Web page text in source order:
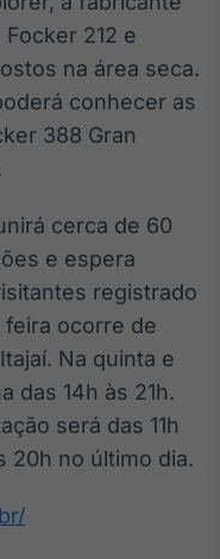
212 e
na área seca.
conhecer as
388 Gran
cerca de 60
e espera
registrado
feira ocorre de
Na quinta e
das 14h às 21h.
será das 11h
20h no último dia.